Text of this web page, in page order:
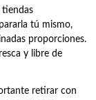
tiendas
tú mismo,
proporciones.
y libre de
retirar con